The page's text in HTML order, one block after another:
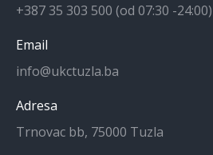
+387 35 303 500 (od 07:30 -24:00)
Email
info@ukctuzla.ba
Adresa
Trnovac bb, 75000 Tuzla